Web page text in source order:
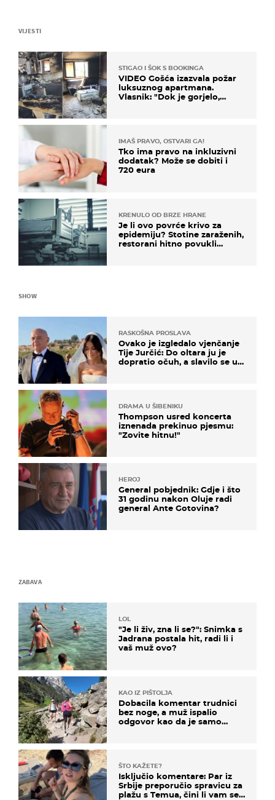
VIJESTI
STIGAO I ŠOK S BOOKINGA
VIDEO Gošća izazvala požar
luksuznog apartmana.
Vlasnik: "Dok je gorjelo,
IMAŠ PRAVO, OSTVARI GA!
Tko ima pravo na inkluzivni
dodatak? Može se dobiti i
720 eura
KRENULO OD BRZE HRANE
Je li ovo povrće krivo za
epidemiju? Stotine zaraženih,
restorani hitno povukli
SHOW
RASKOŠNA PROSLAVA
Ovako je izgledalo vjenčanje
Tije Jurčić: Do oltara ju je
dopratio očuh, a slavilo se uz
DRAMA U ŠIBENIKU
Thompson usred koncerta
iznenada prekinuo pjesmu:
"Zovite hitnu!"
HEROJ
General pobjednik: Gdje i što
31 godinu nakon Oluje radi
general Ante Gotovina?
ZABAVA
LOL
"Je li živ, zna li se?": Snimka s
Jadrana postala hit, radi li i
vaš muž ovo?
KAO IZ PIŠTOLJA
Dobacila komentar trudnici
bez noge, a muž ispalio
odgovor kao da je samo
ŠTO KAŽETE?
Isključio komentare: Par iz
Srbije preporučio spravicu za
plažu s Temua, čini li vam se